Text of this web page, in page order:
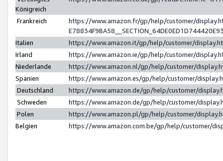
Königreich
Frankreich
https://www.amazon.fr/gp/help/customer/
Italien
https://www.amazon.it/gp/help/customer/
Irland
https://www.amazon.ie/gp/help/customer/
Niederlande
https://www.amazon.nl/gp/help/customer/
Spanien
https://www.amazon.es/gp/help/customer/
Deutschland
https://www.amazon.de/gp/help/customer/
Schweden
https://www.amazon.de/gp/help/customer/
Polen
https://www.amazon.pl/gp/help/customer/
Belgien
https://www.amazon.com.be/gp/help/customer/